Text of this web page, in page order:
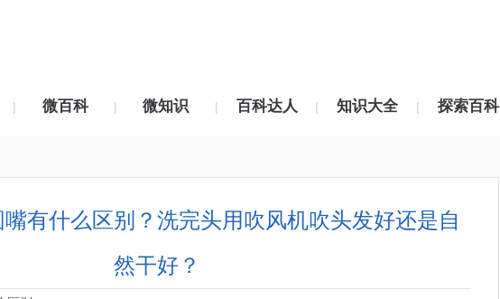
| 微百科 | 微知识 | 百科达人 | 知识大全 | 探索百科
有什么区别？洗完头用吹风机吹头发好还是自
然干好？